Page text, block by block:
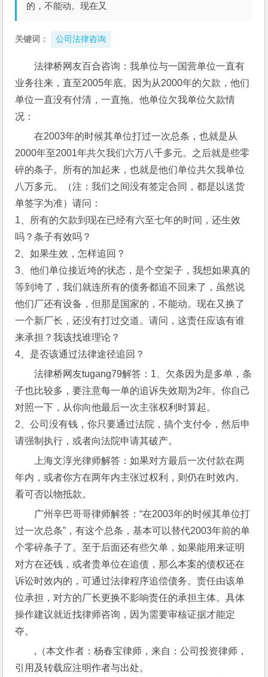
的，不能动。现在又
关键词： 公司法律咨询
法律桥网友百合咨询：我单位与一国营单位一直有
业务往来，直至2005年底。因为从2000年的欠款，他们
单位一直没有付清，一直拖。他单位欠我单位欠款情
况：
在2003年的时候其单位打过一次总条，也就是从
2000年至2001年共欠我们六万八千多元。之后就是些零
碎的条子。所有的加起来，也就是他们单位共欠我单位
八万多元。（注：我们之间没有签定合同，都是以送货
单签字为准）请问：
1、所有的欠款到现在已经有六至七年的时间，还生效
吗？条子有效吗？
2、如果生效，怎样追回？
3、他们单位接近垮的状态，是个空架子，我想如果真的
等到垮了，我们就连所有的债务都追不回来了，虽然说
他们厂还有设备，但那是国家的，不能动。现在又换了
一个新厂长，还没有打过交道。请问，这责任应该有谁
来承担？我该找谁理论？
4、是否该通过法律途径追回？
法律桥网友tugang79解答：1、欠条因为是多单，条
子也比较多，要注意每一单的追诉失效期为2年。你自己
对照一下，从你向他最后一次主张权利时算起。
2、公司没有钱，你只要通过法院，搞个支付令，然后申
请强制执行，或者向法院申请其破产。
上海文淳光律师解答：如果对方最后一次付款在两
年内，或者你方在两年内主张过权利，则仍在时效内。
看可否以物抵款。
广州辛巴哥哥律师解答：“在2003年的时候其单位打
过一次总条”，有这个总条，基本可以替代2003年前的单
个零碎条子了。至于后面还有些欠单，如果能用来证明
对方在还钱，或者贵单位在追债，那么本案的债权还在
诉讼时效内的，可通过法律程序追偿债务。责任由该单
位承担，对方的厂长更换不影响责任的承担主体。具体
操作建议就近找律师咨询，因为需要审核证据才能定
夺。
,（本文作者：杨春宝律师，来自：公司投资律师，
引用及转载应注明作者与出处。